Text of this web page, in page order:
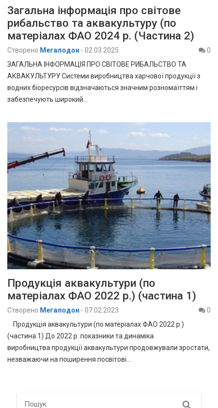
Загальна інформація про світове
рибальство та аквакультуру (по
матеріалах ФАО 2024 р. (Частина 2)
Створено Мегалодон - 02.03.2025
0
ЗАГАЛЬНА ІНФОРМАЦІЯ ПРО СВІТОВЕ РИБАЛЬСТВО ТА
АКВАКУЛЬТУРУ Системи виробництва харчової продукції з
водних біоресурсів відзначаються значним розномаїттям і
забезпечують широкий…
Продукція аквакультури (по
матеріалах ФАО 2022 р.) (частина 1)
Створено Мегалодон - 07.02.2023
0
Продукція аквакультури (по матеріалах ФАО 2022 р.)
(частина 1) До 2022 р. показники та динаміка
виробництва продукції аквакультури продовжували зростати,
незважаючи на поширення посвітові…
Search